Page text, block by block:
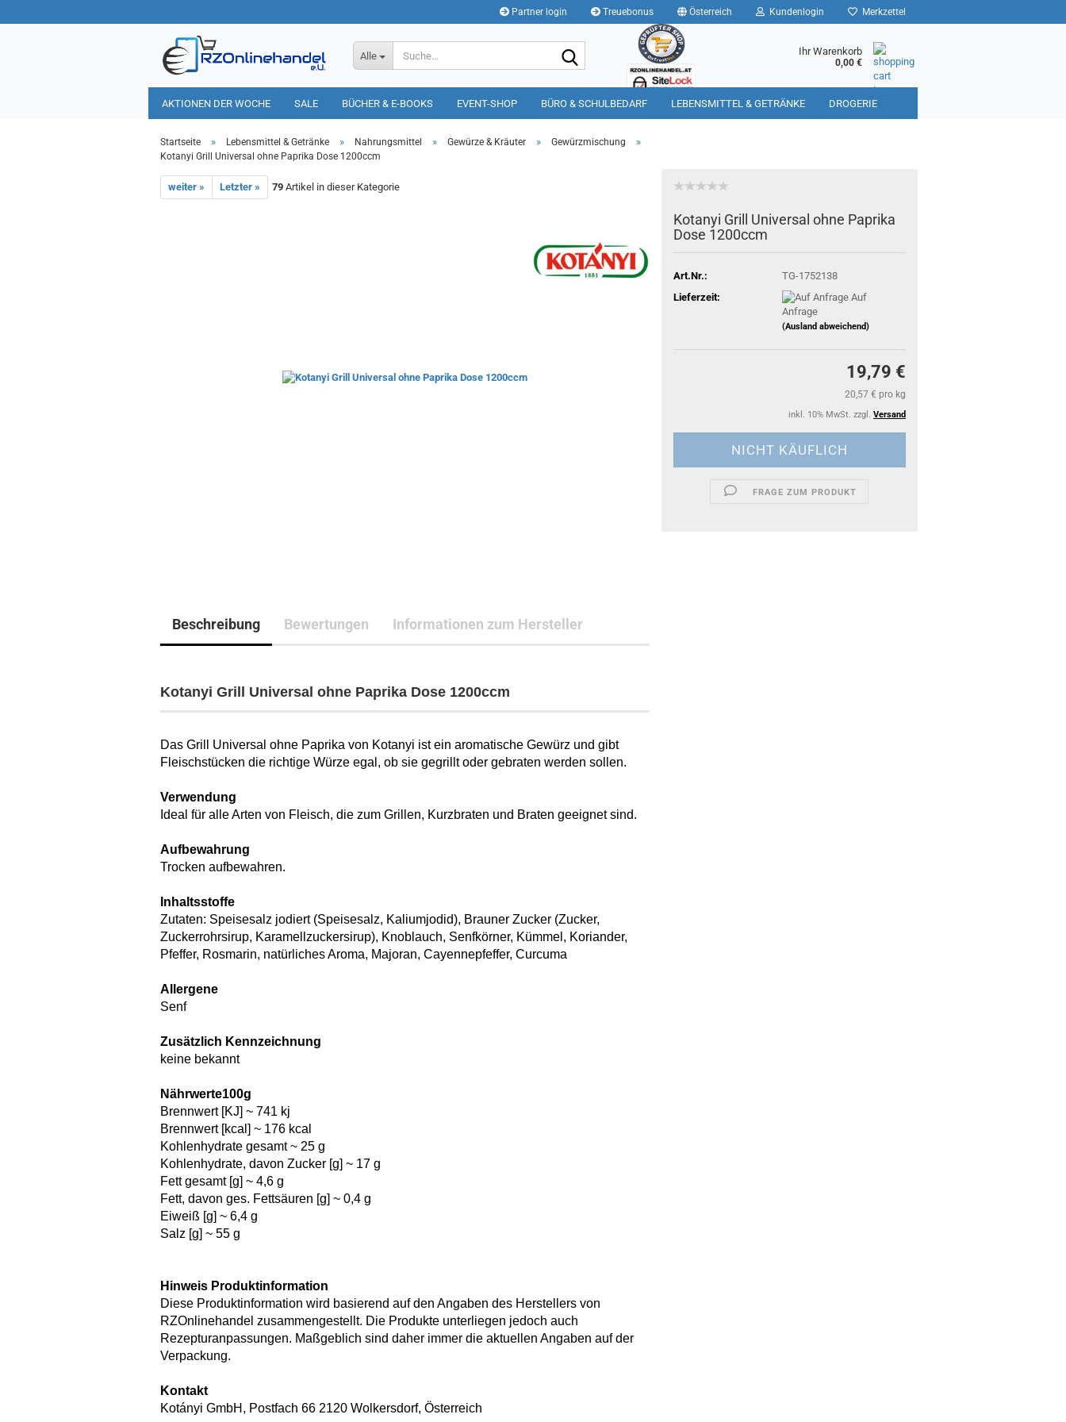
Partner login Treuebonus Österreich Kundenlogin Merkzettel
Alle Ihr Warenkorb
0,00 €
AKTIONEN DER WOCHE SALE BÜCHER & E-BOOKS EVENT-SHOP BÜRO & SCHULBEDARF LEBENSMITTEL & GETRÄNKE DROGERIE
HAUSHALT TIERBEDARF
Startseite » Lebensmittel & Getränke » Nahrungsmittel » Gewürze & Kräuter » Gewürzmischung »
Kotanyi Grill Universal ohne Paprika Dose 1200ccm
weiter » Letzter » 79 Artikel in dieser Kategorie
Kotanyi Grill Universal ohne Paprika
Dose 1200ccm
Art.Nr.:
TG-1752138
Lieferzeit:
Auf
Anfrage
(Ausland abweichend)
19,79 €
20,57 € pro kg
inkl. 10% MwSt. zzgl. Versand
FRAGE ZUM PRODUKT
Beschreibung Bewertungen Informationen zum Hersteller
Kotanyi Grill Universal ohne Paprika Dose 1200ccm
Das Grill Universal ohne Paprika von Kotanyi ist ein aromatische Gewürz und gibt
Fleischstücken die richtige Würze egal, ob sie gegrillt oder gebraten werden sollen.
Verwendung
Ideal für alle Arten von Fleisch, die zum Grillen, Kurzbraten und Braten geeignet sind.
Aufbewahrung
Trocken aufbewahren.
Inhaltsstoffe
Zutaten: Speisesalz jodiert (Speisesalz, Kaliumjodid), Brauner Zucker (Zucker,
Zuckerrohrsirup, Karamellzuckersirup), Knoblauch, Senfkörner, Kümmel, Koriander,
Pfeffer, Rosmarin, natürliches Aroma, Majoran, Cayennepfeffer, Curcuma
Allergene
Senf
Zusätzlich Kennzeichnung
keine bekannt
Nährwerte100g
Brennwert [KJ] ~ 741 kj
Brennwert [kcal] ~ 176 kcal
Kohlenhydrate gesamt ~ 25 g
Kohlenhydrate, davon Zucker [g] ~ 17 g
Fett gesamt [g] ~ 4,6 g
Fett, davon ges. Fettsäuren [g] ~ 0,4 g
Eiweiß [g] ~ 6,4 g
Salz [g] ~ 55 g
Hinweis Produktinformation
Diese Produktinformation wird basierend auf den Angaben des Herstellers von
RZOnlinehandel zusammengestellt. Die Produkte unterliegen jedoch auch
Rezepturanpassungen. Maßgeblich sind daher immer die aktuellen Angaben auf der
Verpackung.
Kontakt
Kotányi GmbH, Postfach 66 2120 Wolkersdorf, Österreich